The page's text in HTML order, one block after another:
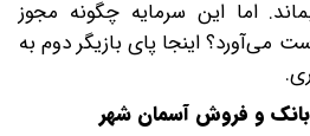
اما این سرمایه چگونه مجوز
می‌آورد؟ اینجا پای بازیگر دوم به
بانک و فروش آسمان شهر